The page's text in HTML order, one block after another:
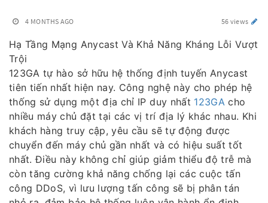
4 MONTHS AGO 56 views
Hạ Tầng Mạng Anycast Và Khả Năng Kháng Lỗi Vượt
Trội
123GA tự hào sở hữu hệ thống định tuyến Anycast
tiên tiến nhất hiện nay. Công nghệ này cho phép hệ
thống sử dụng một địa chỉ IP duy nhất 123GA cho
nhiều máy chủ đặt tại các vị trí địa lý khác nhau. Khi
khách hàng truy cập, yêu cầu sẽ tự động được
chuyển đến máy chủ gần nhất và có hiệu suất tốt
nhất. Điều này không chỉ giúp giảm thiểu độ trễ mà
còn tăng cường khả năng chống lại các cuộc tấn
công DDoS, vì lưu lượng tấn công sẽ bị phân tán